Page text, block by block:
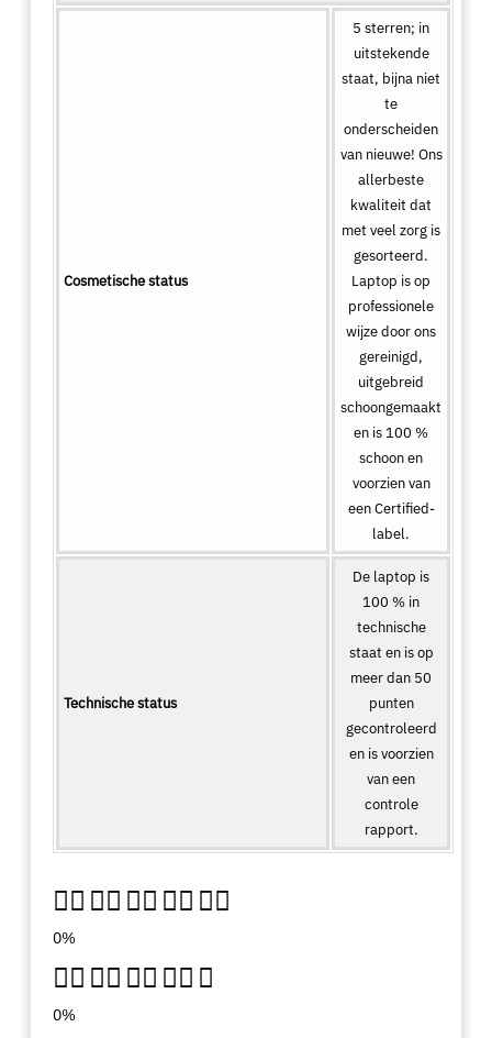
Cosmetische status
5 sterren; in
uitstekende
staat, bijna niet
te
onderscheiden
van nieuwe! Ons
allerbeste
kwaliteit dat
met veel zorg is
gesorteerd.
Laptop is op
professionele
wijze door ons
gereinigd,
uitgebreid
schoongemaakt
en is 100 %
schoon en
voorzien van
een Certified-
label.
Technische status
De laptop is
100 % in
technische
staat en is op
meer dan 50
punten
gecontroleerd
en is voorzien
van een
controle
rapport.
0%
0%